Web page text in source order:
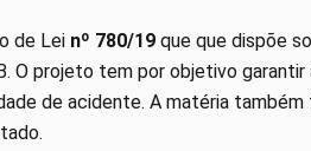
de Lei nº 780/19 que que dispõe
O projeto tem por objetivo
de acidente. A matéria